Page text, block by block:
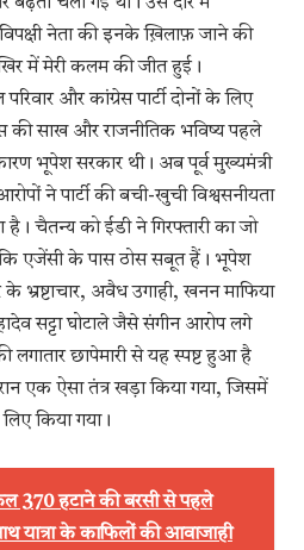
चली गई थी। उस दौर में
नेता की इनके ख़िलाफ़ जाने की
में मेरी कलम की जीत हुई।
और कांग्रेस पार्टी दोनों के लिए
की साख और राजनीतिक भविष्य पहले
भूपेश सरकार थी। अब पूर्व मुख्यमंत्री
ने पार्टी की बची-खुची विश्वसनीयता
चैतन्य को ईडी ने गिरफ्तारी का जो
एजेंसी के पास ठोस सबूत हैं। भूपेश
भ्रष्टाचार, अवैध उगाही, खनन माफिया
सट्टा घोटाले जैसे संगीन आरोप लगे
छापेमारी से यह स्पष्ट हुआ है
एक ऐसा तंत्र खड़ा किया गया, जिसमें
किया गया।
370 हटाने की बरसी से पहले
यात्रा के काफिलों की आवाजाही